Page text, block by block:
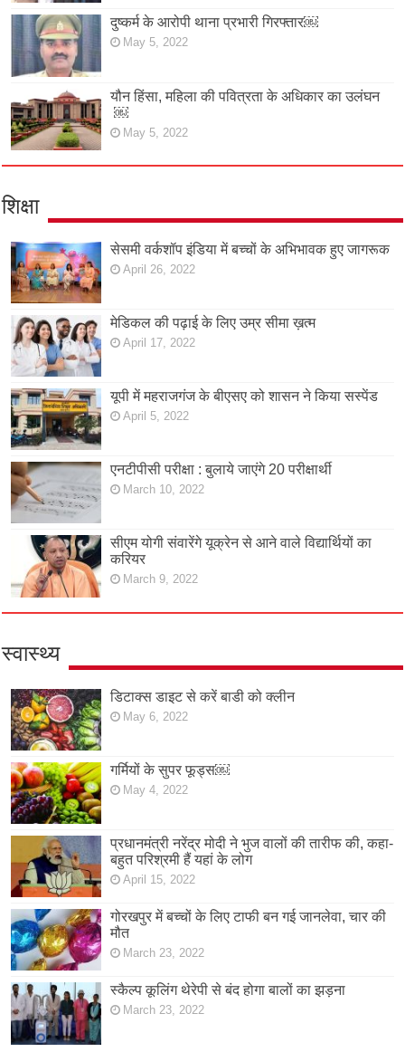
दुष्कर्म के आरोपी थाना प्रभारी गिरफ्तार￼
May 5, 2022
यौन हिंसा, महिला की पवित्रता के अधिकार का उलंघन
￼
May 5, 2022
शिक्षा
सेसमी वर्कशॉप इंडिया में बच्चों के अभिभावक हुए जागरूक
April 26, 2022
मेडिकल की पढ़ाई के लिए उम्र सीमा ख़त्म
April 17, 2022
यूपी में महराजगंज के बीएसए को शासन ने किया सस्पेंड
April 5, 2022
एनटीपीसी परीक्षा : बुलाये जाएंगे 20 परीक्षार्थी
March 10, 2022
सीएम योगी संवारेंगे यूक्रेन से आने वाले विद्यार्थियों का
करियर
March 9, 2022
स्वास्थ्य
डिटाक्स डाइट से करें बाडी को क्लीन
May 6, 2022
गर्मियों के सुपर फूड्स￼
May 4, 2022
प्रधानमंत्री नरेंद्र मोदी ने भुज वालों की तारीफ की, कहा-
बहुत परिश्रमी हैं यहां के लोग
April 15, 2022
गोरखपुर में बच्चों के लिए टाफी बन गई जानलेवा, चार की
मौत
March 23, 2022
स्कैल्प कूलिंग थेरेपी से बंद होगा बालों का झड़ना
March 23, 2022